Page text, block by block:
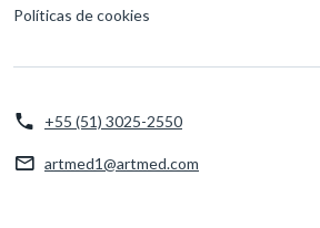
Políticas de cookies
+55 (51) 3025-2550
artmed1@artmed.com